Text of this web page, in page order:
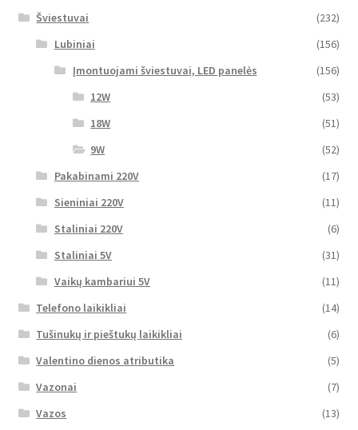
Šviestuvai
(232)
Lubiniai
(156)
Įmontuojami šviestuvai, LED panelės
(156)
12W
(53)
18W
(51)
9W
(52)
Pakabinami 220V
(17)
Sieniniai 220V
(11)
Staliniai 220V
(6)
Staliniai 5V
(31)
Vaikų kambariui 5V
(11)
Telefono laikikliai
(14)
Tušinukų ir pieštukų laikikliai
(6)
Valentino dienos atributika
(5)
Vazonai
(7)
Vazos
(13)